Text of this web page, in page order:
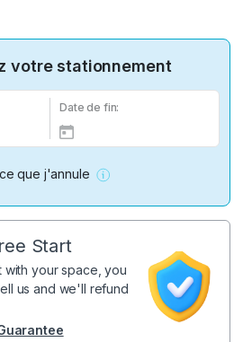
votre stationnement
Date de fin:
que j'annule
Start
with your space, you
us and we'll refund